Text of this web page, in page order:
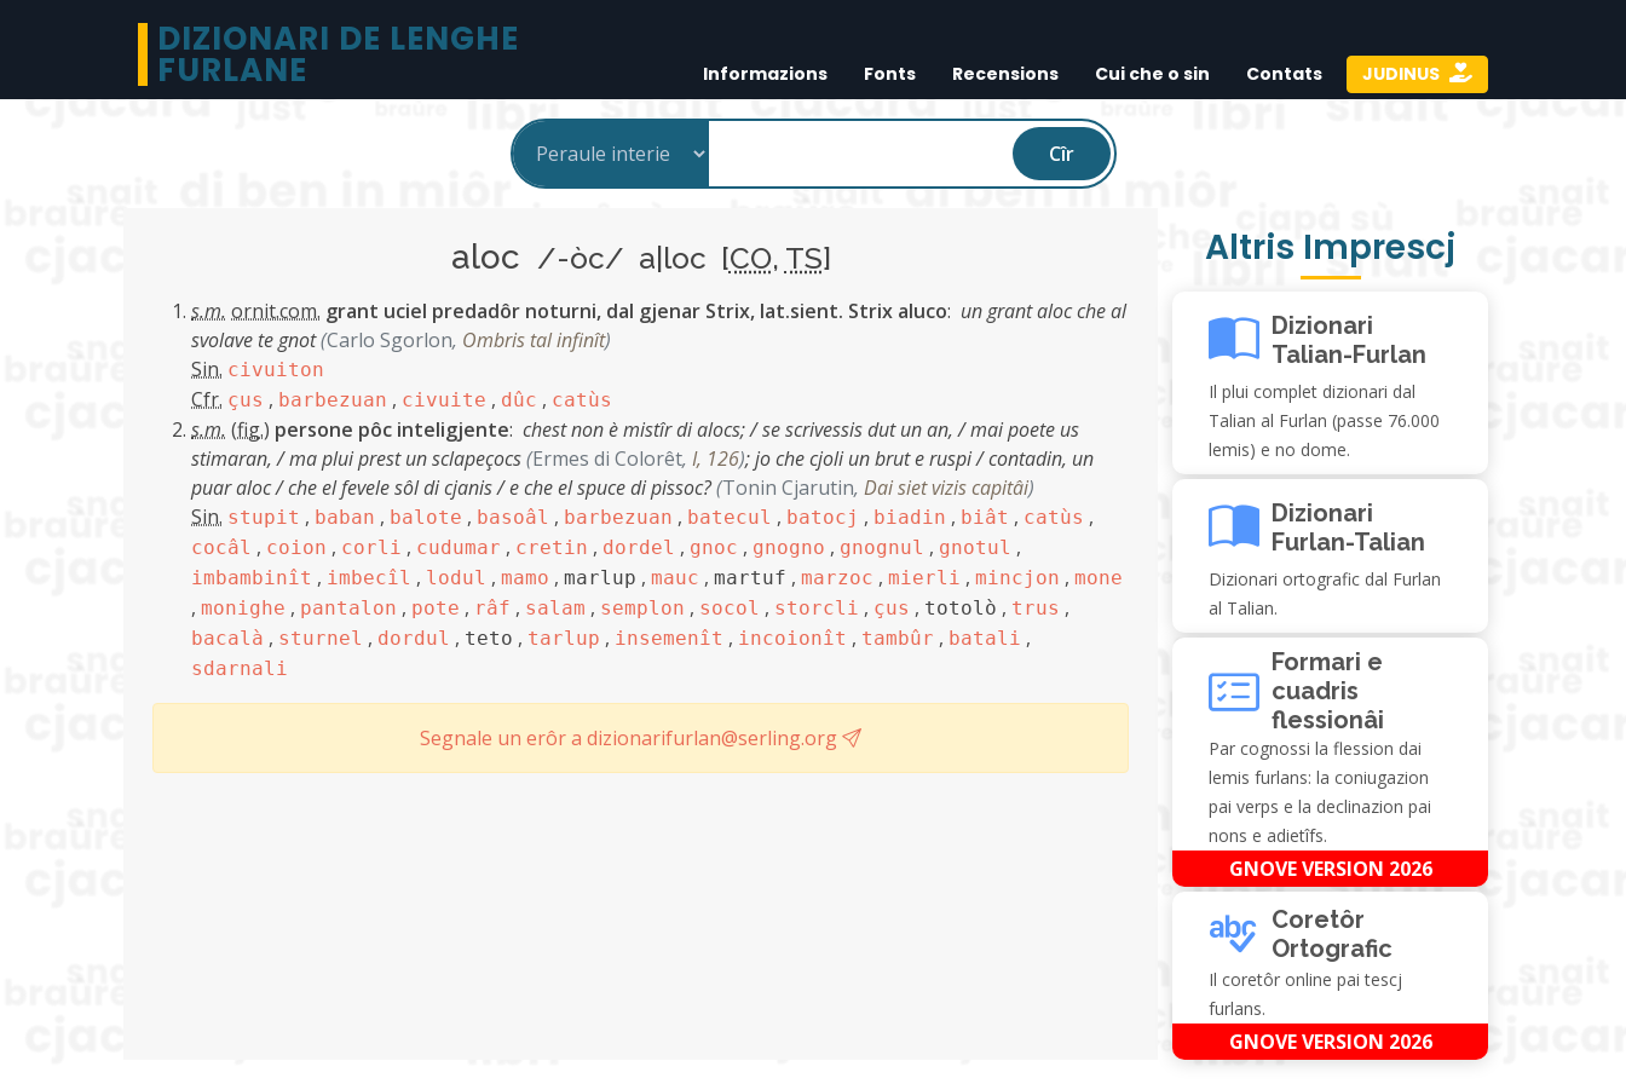
DIZIONARI DE LENGHE
FURLANE Informazions Fonts Recensions Cui che o sin Contats JUDINUS
Cîr
aloc /-òc/ a|loc [CO, TS]
s.m. ornit.com. grant uciel predadôr noturni, dal gjenar Strix, lat.sient. Strix aluco: un grant aloc che al
svolave te gnot(Carlo Sgorlon, Ombris tal infinît)
Sin. civuiton
Cfr. çus , barbezuan , civuite , dûc , catùs
s.m. (fig.) persone pôc inteligjente: chest non è mistîr di alocs; / se scrivessis dut un an, / mai poete us
stimaran, / ma plui prest un sclapeçocs(Ermes di Colorêt, I, 126);jo che cjoli un brut e ruspi / contadin, un
puar aloc / che el fevele sôl di cjanis / e che el spuce di pissoc?(Tonin Cjarutin, Dai siet vizis capitâi)
Sin. stupit , baban , balote , basoâl , barbezuan , batecul , batocj , biadin , biât , catùs ,
cocâl , coion , corli , cudumar , cretin , dordel , gnoc , gnogno , gnognul , gnotul ,
imbambinît , imbecîl , lodul , mamo , marlup , mauc , martuf , marzoc , mierli , mincjon , mone
, monighe , pantalon , pote , râf , salam , semplon , socol , storcli , çus , totolò , trus ,
bacalà , sturnel , dordul , teto , tarlup , insemenît , incoionît , tambûr , batali ,
sdarnali
Segnale un erôr a dizionarifurlan@serling.org
Altris Imprescj
Dizionari
Talian-Furlan
Il plui complet dizionari dal
Talian al Furlan (passe 76.000
lemis) e no dome.
Dizionari
Furlan-Talian
Dizionari ortografic dal Furlan
al Talian.
Formari e
cuadris
flessionâi
Par cognossi la flession dai
lemis furlans: la coniugazion
pai verps e la declinazion pai
nons e adietîfs.
GNOVE VERSION 2026
Coretôr
Ortografic
Il coretôr online pai tescj
furlans.
GNOVE VERSION 2026